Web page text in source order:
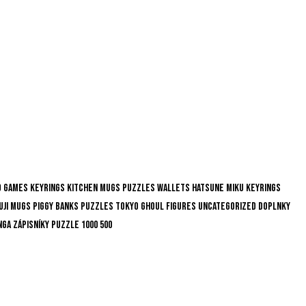
Games Keyrings Kitchen Mugs Puzzles Wallets Hatsune Miku Keyrings
Mugs Piggy Banks Puzzles Tokyo Ghoul Figures Uncategorized Doplnky
Zápisníky Puzzle 1000 500